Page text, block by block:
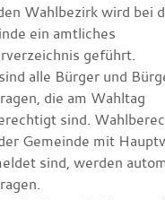
Wahlbezirk wird bei
ein amtliches
geführt.
alle Bürger und
die am Wahltag
sind.
Gemeinde mit
sind, werden